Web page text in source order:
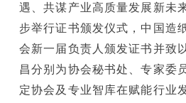
遇、共谋产业高质量发展新未
步举行证书颁发仪式，中国造
会新一届负责人颁发证书并致
昌分别为协会秘书处、专家委
定协会及专业智库在赋能行业